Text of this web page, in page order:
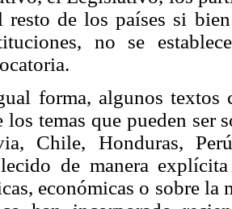
resto de los países si
no se
forma, algunos textos
los temas que pueden ser
Chile, Honduras,
de manera
económicas o sobre la